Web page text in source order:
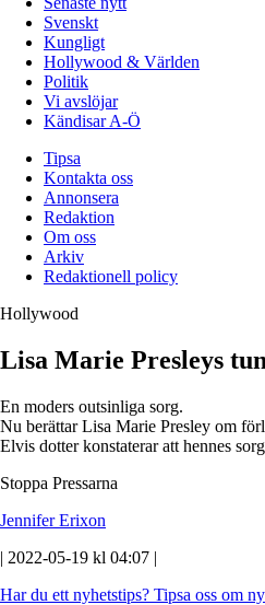
Svenskt
Kungligt
Hollywood & Världen
Politik
Vi avslöjar
Kändisar A-Ö
Tipsa
Kontakta oss
Annonsera
Redaktion
Om oss
Arkiv
Redaktionell policy
Hollywood
Lisa Marie Presleys
En moders outsinliga sorg.
Nu berättar Lisa Marie Presley om
Elvis dotter konstaterar att hennes
Stoppa Pressarna
Jennifer Erixon
| 2022-05-19 kl 04:07 |
Har du ett nyhetstips? Tipsa oss om